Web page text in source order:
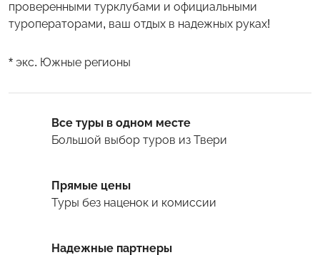
проверенными турклубами и официальными
туроператорами, ваш отдых в надежных руках!
* экс. Южные регионы
Все туры в одном месте
Большой выбор туров из Твери
Прямые цены
Туры без наценок и комиссии
Надежные партнеры